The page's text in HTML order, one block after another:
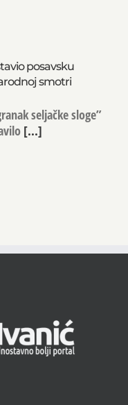
posavsku
smotri
seljačke sloge”
[...]